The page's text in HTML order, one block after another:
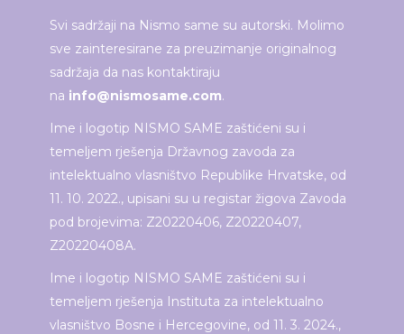
Svi sadržaji na Nismo same su autorski. Molimo
sve zainteresirane za preuzimanje originalnog
sadržaja da nas kontaktiraju
na info@nismosame.com.
Ime i logotip NISMO SAME zaštićeni su i
temeljem rješenja Državnog zavoda za
intelektualno vlasništvo Republike Hrvatske, od
11. 10. 2022., upisani su u registar žigova Zavoda
pod brojevima: Z20220406, Z20220407,
Z20220408A.
Ime i logotip NISMO SAME zaštićeni su i
temeljem rješenja Instituta za intelektualno
vlasništvo Bosne i Hercegovine, od 11. 3. 2024.,